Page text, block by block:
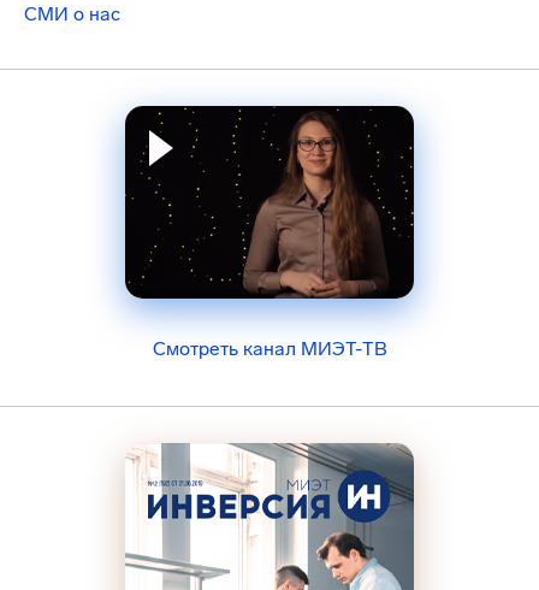
СМИ о нас
Смотреть канал МИЭТ-ТВ